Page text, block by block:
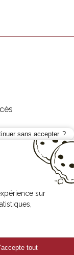
sans accepter
sur
tout